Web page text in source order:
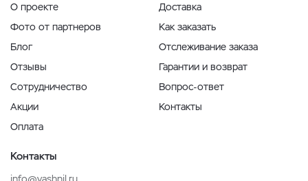
О проекте
Фото от партнеров
Блог
Отзывы
Сотрудничество
Акции
Оплата
Доставка
Как заказать
Отслеживание заказа
Гарантии и возврат
Вопрос-ответ
Контакты
Контакты